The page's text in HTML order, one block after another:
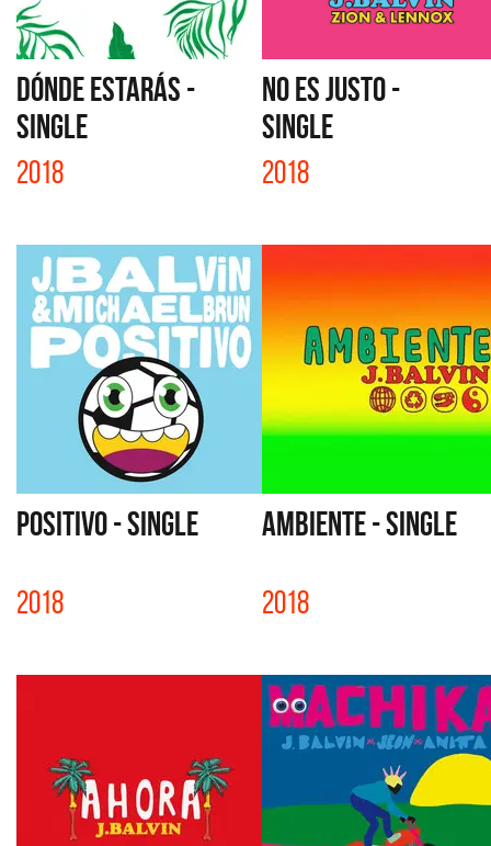
DÓNDE ESTARÁS -
SINGLE
2018
NO ES JUSTO -
SINGLE
2018
POSITIVO - SINGLE
2018
AMBIENTE - SINGLE
2018